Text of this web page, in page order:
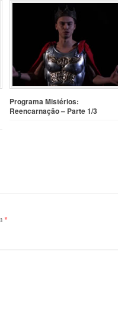
Programa Mistérios:
Reencarnação – Parte 1/3
*